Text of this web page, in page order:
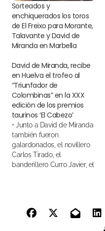
Sorteados y
enchiquerados los toros
de El Freixo para Morante,
Talavante y David de
Miranda en Marbella
David de Miranda, recibe
en Huelva el trofeo al
“Triunfador de
Colombinas” en la XXX
edición de los premios
taurinos ‘El Cabezo’
• Junto a David de Miranda
también fueron
galardonados, el novillero
Carlos Tirado, el
banderillero Curro Javier, el